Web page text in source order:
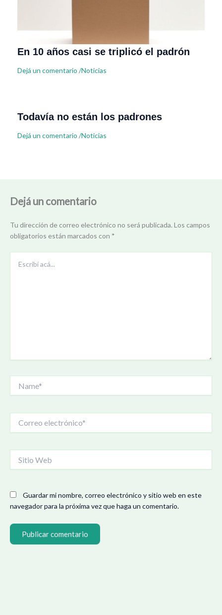
En 10 años casi se triplicó el padrón
Dejá un comentario /Noticias
Todavía no están los padrones
Dejá un comentario /Noticias
Dejá un comentario
Tu dirección de correo electrónico no será publicada. Los campos
obligatorios están marcados con *
acá...
electrónico*
Web
Guardar mi nombre, correo electrónico y sitio web en este
navegador para la próxima vez que haga un comentario.